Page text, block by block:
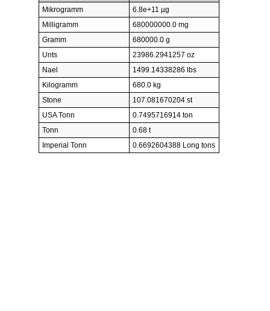
Mikrogramm
6.8e+11 µg
Milligramm
680000000.0 mg
Gramm
680000.0 g
Unts
23986.2941257 oz
Nael
1499.14338286 lbs
Kilogramm
680.0 kg
Stone
107.081670204 st
USA Tonn
0.7495716914 ton
Tonn
0.68 t
Imperial Tonn
0.6692604388 Long tons